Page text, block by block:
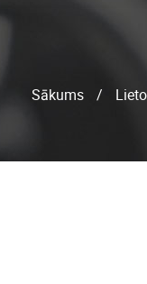
Sākums /